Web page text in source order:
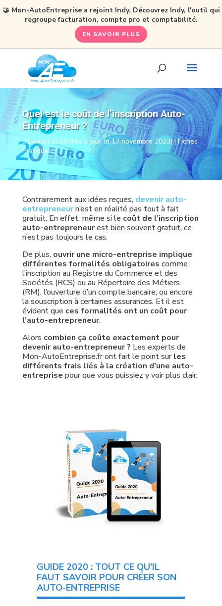
Quel est le coût de l’inscription Auto-
Entrepreneur ?
31 juillet 2020 (Mis à jour le 17 novembre 2023)|Fiches
Pratiques
Contrairement aux idées reçues, devenir auto-
entrepreneurn’est en réalité pas tout à fait
gratuit. En effet, même si le coût de l’inscription
auto-entrepreneurest bien souvent gratuit, ce
n’est pas toujours le cas.
De plus, ouvrir une micro-entreprise implique
différentes formalités obligatoires comme
l’inscription au Registre du Commerce et des
Sociétés (RCS) ou au Répertoire des Métiers
(RM), l’ouverture d’un compte bancaire, ou encore
la souscription à certaines assurances. Et il est
évident que ces formalités ont un coût pour
l’auto-entrepreneur.
Alors combien ça coûte exactement pour
devenir auto-entrepreneur ? Les experts de
Mon-AutoEntreprise.fr ont fait le point surles
différents frais liés à la création d’une auto-
entreprise pour que vous puissiez y voir plus clair.
GUIDE 2020 : TOUT CE QU’IL
FAUT SAVOIR POUR CRÉER SON
AUTO-ENTREPRISE
🤝 Mon-AutoEntreprise a rejoint Indy. Découvrez Indy, l'outil qui
regroupe facturation, compte pro et comptabilité.
EN SAVOIR PLUS